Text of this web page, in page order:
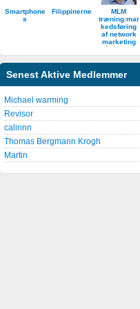
Smartphone
s
Filippinerne
MLM
træning:mar
kedsføring
af network
marketing
Senest Aktive Medlemmer
Michael warming
Revisor
calinnn
Thomas Bergmann Krogh
Martin